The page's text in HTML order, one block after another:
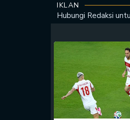
IKLAN
Hubungi Redaksi